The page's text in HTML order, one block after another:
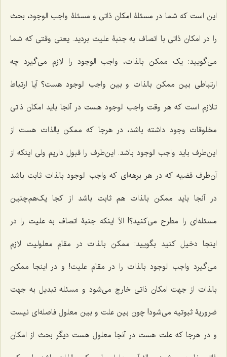
این است که شما در مسئلۀ امکان ذاتى و مسئلۀ واجب الوجود، بحث
را در امکان ذاتى با اتصاف به جنبۀ علیت بردید. یعنى وقتى‌ که شما
مى‌گویید: یک ممکن بالذات، واجب الوجود را لازم مى‌گیرد چه
ارتباطى بین ممکن بالذات و بین واجب الوجود هست؟ آیا ارتباط
تلازم است که هر وقت واجب الوجود هست در آنجا باید امکان ذاتى
مخلوقات وجود داشته باشد، در هرجا که ممکن بالذات هست از
این‌طرف باید واجب الوجود باشد. این‌طرف را قبول داریم ولى اینکه از
آن‌طرف قضیه که در هر برهه‌اى که واجب الوجود بالذات ثابت باشد
در آنجا باید ممکن بالذات هم ثابت باشد از کجا یک‌هم‌چنین
مسئله‌اى را مطرح مى‌کنید؟! الاّ اینکه جنبۀ اتصاف به علیت را در
اینجا دخیل کنید بگویید: ممکن بالذات در مقام معلولیت لازم
مى‌گیرد واجب الوجود بالذات را در مقام علیت! و در اینجا ممکن
بالذات از جهت امکان ذاتى خارج مى‌شود و مسئله تبدیل به جهت
ضروریۀ ثبوتیه می‌شود! چون بین علت و بین معلول فاصله‌اى نیست
و در هرجا که علت هست در آنجا معلول هست دیگر بحث از امکان